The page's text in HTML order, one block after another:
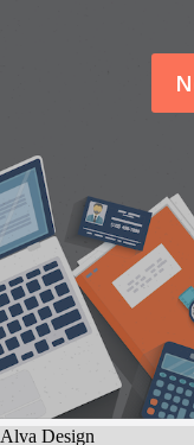
Alva Design